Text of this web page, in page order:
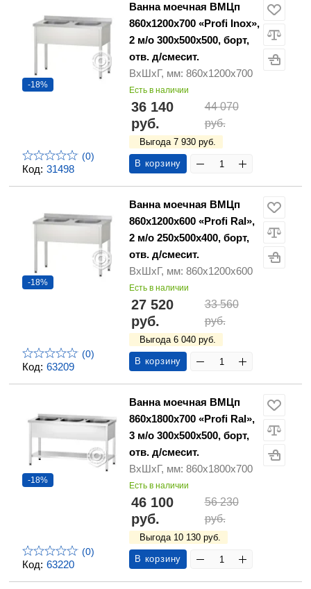
Код: 31498
-18%
(0)
Ванна моечная ВМЦп
860х1200х700 «Profi Inox»,
2 м/о 300х500х500, борт,
отв. д/смесит.
ВхШхГ, мм: 860х1200х700
Есть в наличии
36 140
руб.
44 070
руб.
Выгода 7 930 руб.
В корзину
Код: 63209
-18%
(0)
Ванна моечная ВМЦп
860х1200х600 «Profi Ral»,
2 м/о 250х500х400, борт,
отв. д/смесит.
ВхШхГ, мм: 860х1200х600
Есть в наличии
27 520
руб.
33 560
руб.
Выгода 6 040 руб.
В корзину
Код: 63220
-18%
(0)
Ванна моечная ВМЦп
860х1800х700 «Profi Ral»,
3 м/о 300х500х500, борт,
отв. д/смесит.
ВхШхГ, мм: 860х1800х700
Есть в наличии
46 100
руб.
56 230
руб.
Выгода 10 130 руб.
В корзину